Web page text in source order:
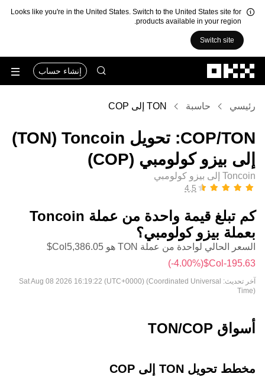
Looks like you're in the United States. Switch to the United States site for
products available in your region.
Switch site
إنشاء حساب
رئيسي حاسبة TON إلى COP
‏TON/‏COP: تحويل ‏Toncoin (‏TON)
إلى ‏بيزو كولومبي (‏COP)
Toncoin إلى بيزو كولومبي
كم تبلغ قيمة واحدة من عملة ‏Toncoin
بعملة ‏بيزو كولومبي؟
السعر الحالي لواحدة من عملة TON هو ‏‎‏‎5,386.05‏‏Col$‏
(‏‎‎-4.00‎%‎‏)
آخر تحديث: Sat Aug 08 2026 16:19:22 (UTC+0000) (Coordinated Universal
Time)
أسواق TON/COP
مخطط تحويل TON إلى COP